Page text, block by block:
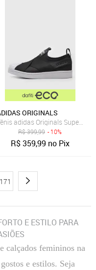
ORIGINALS
adidas Originals Superstar
R$399,99 - 10%
R$359,99 no Pix
E ESTILO PARA
calçados femininos na
e estilos. Seja